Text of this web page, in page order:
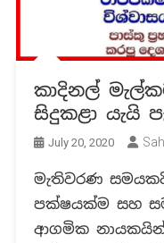
කාදිනල්
සිදුකළා යැයි
July 20, 2020
මැතිවරණ
පක්ෂයක්ම සහ
ආගමික